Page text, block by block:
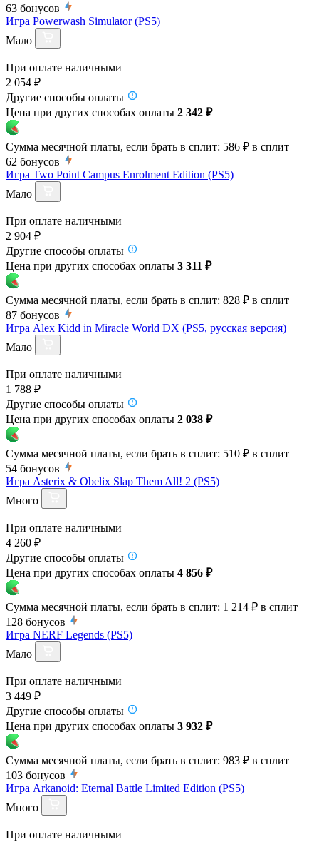
63 бонусов
Игра Powerwash Simulator (PS5)
Мало
При оплате наличными
2 054 ₽
Другие способы оплаты
Цена при других способах оплаты 2 342 ₽
Сумма месячной платы, если брать в сплит: 586 ₽ в сплит
62 бонусов
Игра Two Point Campus Enrolment Edition (PS5)
Мало
При оплате наличными
2 904 ₽
Другие способы оплаты
Цена при других способах оплаты 3 311 ₽
Сумма месячной платы, если брать в сплит: 828 ₽ в сплит
87 бонусов
Игра Alex Kidd in Miracle World DX (PS5, русская версия)
Мало
При оплате наличными
1 788 ₽
Другие способы оплаты
Цена при других способах оплаты 2 038 ₽
Сумма месячной платы, если брать в сплит: 510 ₽ в сплит
54 бонусов
Игра Asterix & Obelix Slap Them All! 2 (PS5)
Много
При оплате наличными
4 260 ₽
Другие способы оплаты
Цена при других способах оплаты 4 856 ₽
Сумма месячной платы, если брать в сплит: 1 214 ₽ в сплит
128 бонусов
Игра NERF Legends (PS5)
Мало
При оплате наличными
3 449 ₽
Другие способы оплаты
Цена при других способах оплаты 3 932 ₽
Сумма месячной платы, если брать в сплит: 983 ₽ в сплит
103 бонусов
Игра Arkanoid: Eternal Battle Limited Edition (PS5)
Много
При оплате наличными